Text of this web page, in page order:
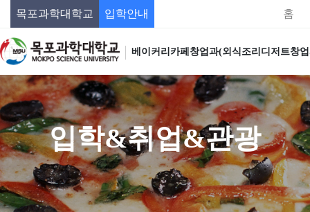
목포과학대학교 입학안내 홈
베이커리카페창업과(외식조리디저트창
입학&취업&관광